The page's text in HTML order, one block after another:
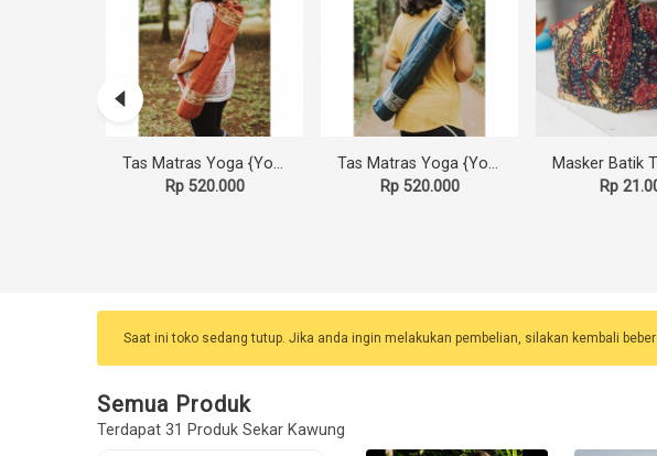
Tas Matras Yoga {Yoga Mat Bag} - Tenun Kalimantan Pewarna Alami - Merah {Dayak Iban} II
Rp 520.000
Tas Matras Yoga {Yoga Mat Bag} - Tenun Kalimantan Pewarna Alami
Rp 520.000
Rp
Saat ini toko sedang tutup. Jika anda ingin melakukan pembelian, silakan kembali
Semua Produk
Terdapat 31 Produk Sekar Kawung